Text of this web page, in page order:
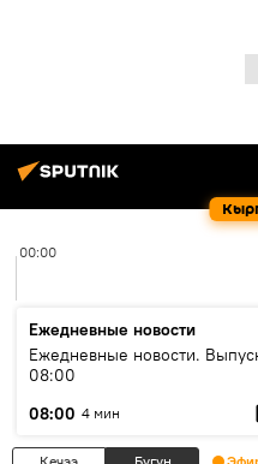
00:00
Ежедневные новости
Ежедневные новости.
08:00
08:00 4 мин